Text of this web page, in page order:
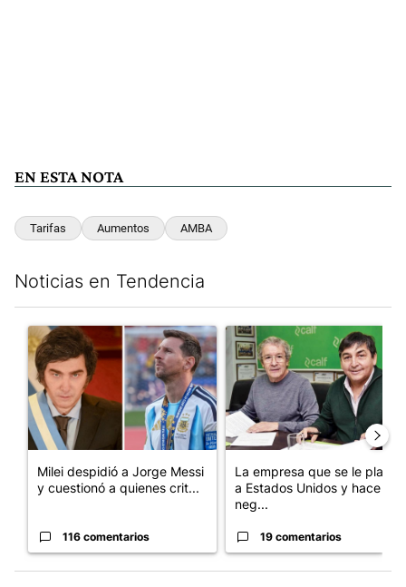
EN ESTA NOTA
Tarifas Aumentos AMBA
Noticias en Tendencia
Un artículo de tendencia con el título "Milei despidió a Jorge
Milei despidió a Jorge Messi
y cuestionó a quienes crit...
116 comentarios
Un artículo de tendencia con
La empresa que se le plantó
a Estados Unidos y hace
neg...
19 comentarios